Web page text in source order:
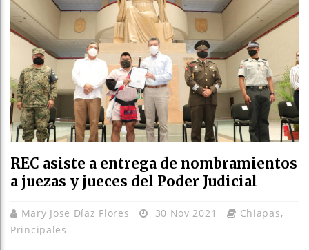
REC asiste a entrega de nombramientos
a juezas y jueces del Poder Judicial
Mary Jose Díaz Flores 30 Nov 2021 Chiapas,
Principales